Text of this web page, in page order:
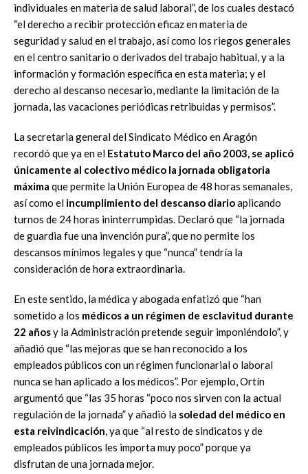
individuales en materia de salud laboral”, de los cuales destacó
“el derecho a recibir protección eficaz en materia de
seguridad y salud en el trabajo, así como los riegos generales
en el centro sanitario o derivados del trabajo habitual, y a la
información y formación específica en esta materia; y el
derecho al descanso necesario, mediante la limitación de la
jornada, las vacaciones periódicas retribuidas y permisos”.
La secretaria general del Sindicato Médico en Aragón
recordó que ya en el Estatuto Marco del año 2003, se aplicó
únicamente al colectivo médico la jornada obligatoria
máxima que permite la Unión Europea de 48 horas semanales,
así como el incumplimiento del descanso diarioaplicando
turnos de 24 horas ininterrumpidas. Declaró que “la jornada
de guardia fue una invención pura”, que no permite los
descansos mínimos legales y que “nunca” tendría la
consideración de hora extraordinaria.
En este sentido, la médica y abogada enfatizó que “han
sometido a los médicos a un régimen de esclavitud durante
22 añosy la Administración pretende seguir imponiéndolo”, y
añadió que “las mejoras que se han reconocido a los
empleados públicos con un régimen funcionarial o laboral
nunca se han aplicado a los médicos”. Por ejemplo, Ortín
argumentó que “las 35 horas “poco nos sirven con la actual
regulación de la jornada” y añadió la soledad del médico en
esta reivindicación, ya que “al resto de sindicatos y de
empleados públicos les importa muy poco” porque ya
disfrutan de una jornada mejor.